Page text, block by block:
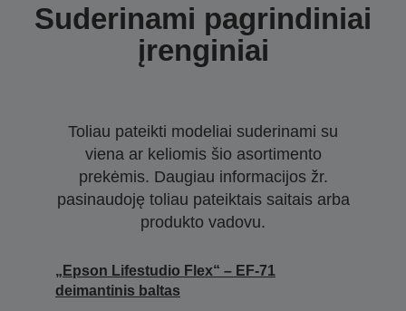
Suderinami pagrindiniai
įrenginiai
Toliau pateikti modeliai suderinami su
viena ar keliomis šio asortimento
prekėmis. Daugiau informacijos žr.
pasinaudoję toliau pateiktais saitais arba
produkto vadovu.
„Epson Lifestudio Flex“ – EF-71
deimantinis baltas